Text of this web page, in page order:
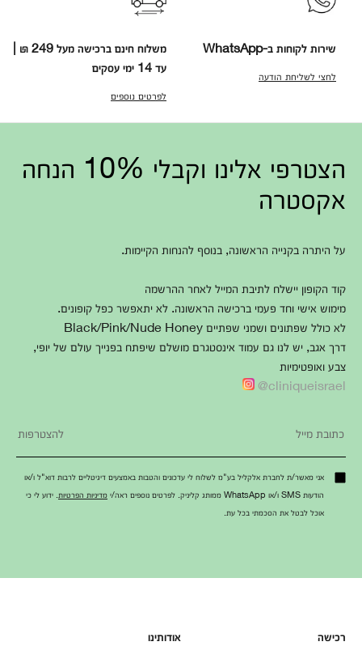
שירות לקוחות ב-WhatsApp
לחצי לשליחת הודעה
משלוח חינם ברכישה מעל 249 ₪ |
עד 14 ימי עסקים
לפרטים נוספים
הצטרפי אלינו וקבלי 10% הנחה
אקסטרה
על היתרה בקנייה הראשונה, בנוסף להנחות הקיימות.
קוד הקופון יישלח לתיבת המייל לאחר ההרשמה
מימוש אישי וחד פעמי ברכישה הראשונה. לא יתאפשר כפל קופונים.
לא כולל שפתונים ושמני שפתיים Black/Pink/Nude Honey
דרך אגב, יש לנו גם עמוד אינסטגרם מושלם שיפתח בפנייך עולם של יופי,
צבע ואופטימיות
cliniqueisrael@
אני מאשר/ת לחברת אלקליל בע"מ לשלוח לי עדכונים והטבות באמצעים דיגיטליים לרבות דוא"ל ו/או
הודעות SMS ו/או WhatsApp ממותג קליניק. לפרטים נוספים ראה/י
מדיניות הפרטיות . ידוע לי כי
אוכל לבטל את הסכמתי בכל עת.
רכישה אודותינו